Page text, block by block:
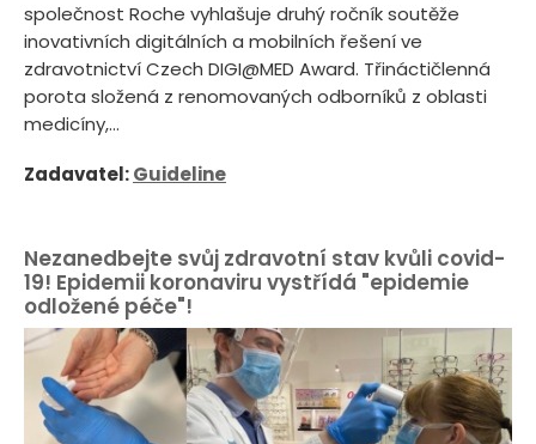
společnost Roche vyhlašuje druhý ročník soutěže
inovativních digitálních a mobilních řešení ve
zdravotnictví Czech DIGI@MED Award. Třináctičlenná
porota složená z renomovaných odborníků z oblasti
medicíny,...
Zadavatel:Guideline
Nezanedbejte svůj zdravotní stav kvůli covid-
19! Epidemii koronaviru vystřídá "epidemie
odložené péče"!